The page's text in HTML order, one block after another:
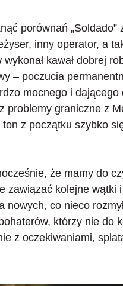
porównań „Soldado”
inny operator, a
kawał dobrej
– poczucia
mocnego i
problemy graniczne z
z początku szybko
że mamy do
zawiązać kolejne wątki
nowych, co nieco
którzy nie do
z oczekiwaniami,